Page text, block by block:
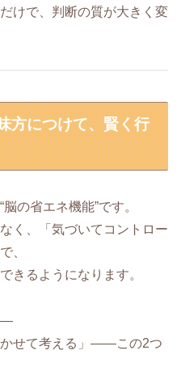
けで、判断の質が大きく変
方につけて、賢く行
の省エネ機能”です。
く、「気づいてコントロー
、
きるようになります。
かせて考える」――この2つ